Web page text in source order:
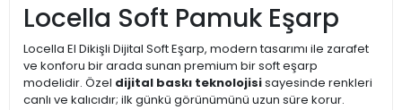
Locella Soft Pamuk Eşarp
Locella El Dikişli Dijital Soft Eşarp, modern tasarımı ile zarafet
ve konforu bir arada sunan premium bir soft eşarp
modelidir. Özel dijital baskı teknolojisisayesinde renkleri
canlı ve kalıcıdır; ilk günkü görünümünü uzun süre korur.